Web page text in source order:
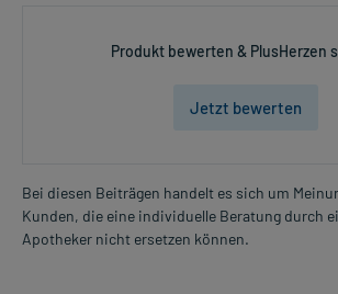
Produkt bewerten & PlusHerzen
Jetzt bewerten
Bei diesen Beiträgen handelt es sich um
Kunden, die eine individuelle Beratung durch
Apotheker nicht ersetzen können.